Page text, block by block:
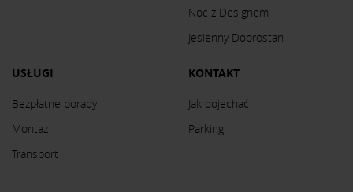
Noc z Designem
Jesienny Dobrostan
USŁUGI
Bezpłatne porady
Montaż
Transport
KONTAKT
Jak dojechać
Parking